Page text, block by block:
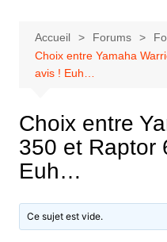
Accueil Forums
Choix entre Yamaha
avis ! Euh…
Choix entre
350 et Raptor
Euh…
Ce sujet est vide.